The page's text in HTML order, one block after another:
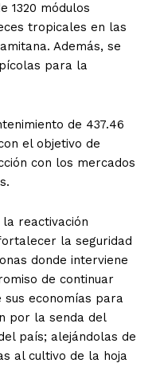
1320 módulos
tropicales en las
Además, se
para la
de 437.46
el objetivo de
con los mercados
reactivación
la seguridad
donde interviene
de continuar
sus economías para
por la senda del
país; alejándolas de
al cultivo de la hoja